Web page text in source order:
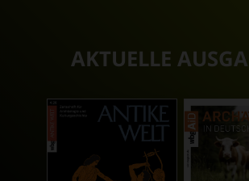
AKTUELLE